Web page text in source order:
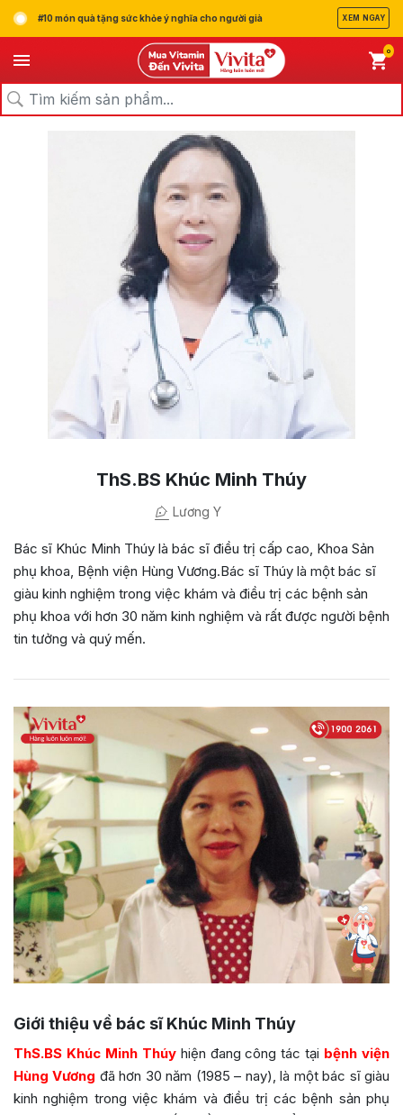
#10 món quà tặng sức khỏe ý nghĩa cho người già XEM NGAY
0
ThS.BS Khúc Minh Thúy
Lương Y
Bác sĩ Khúc Minh Thúy là bác sĩ điều trị cấp cao, Khoa Sản
phụ khoa, Bệnh viện Hùng Vương.Bác sĩ Thúy là một bác sĩ
giàu kinh nghiệm trong việc khám và điều trị các bệnh sản
phụ khoa với hơn 30 năm kinh nghiệm và rất được người bệnh
tin tưởng và quý mến.
Giới thiệu về bác sĩ Khúc Minh Thúy
ThS.BS Khúc Minh Thúyhiện đang công tác tại bệnh viện
Hùng Vương đã hơn 30 năm (1985 – nay), là một bác sĩ giàu
kinh nghiệm trong việc khám và điều trị các bệnh sản phụ